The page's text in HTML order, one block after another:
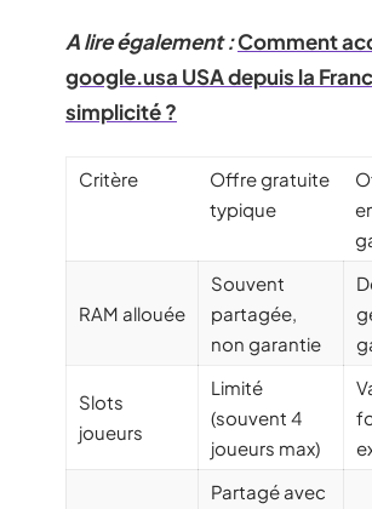
A lire également :Comment
google.usa USA depuis la
simplicité ?
Critère
Offre gratuite
typique
RAM allouée
Souvent
partagée,
non garantie
Slots
joueurs
Limité
(souvent 4
joueurs max)
Partagé avec